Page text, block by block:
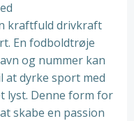
kraftfuld drivkraft
En fodboldtrøje
og nummer kan
at dyrke sport med
lyst. Denne form for
skabe en passion